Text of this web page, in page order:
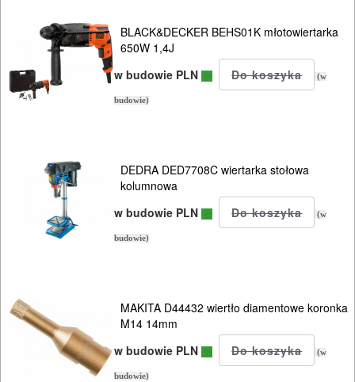
PRĄDOWE
ODZIEŻ
ROBOCZA
SPRZĘT
OGRODNICZE
PILARKI-
KOSIARKI-
KOSY
BLACK&DECKER BEHS01K młotowiertarka
650W 1,4J
w budowie PLN
(w
budowie)
DEDRA DED7708C wiertarka stołowa
kolumnowa
w budowie PLN
(w
budowie)
MAKITA D44432 wiertło diamentowe koronka
M14 14mm
w budowie PLN
(w
budowie)